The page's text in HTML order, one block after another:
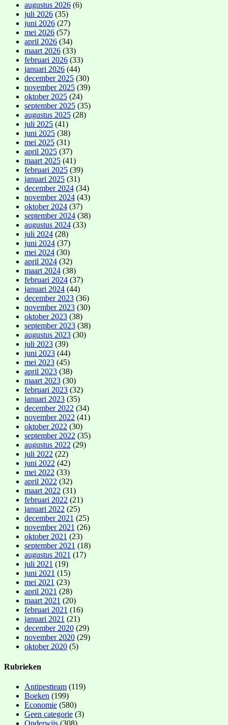
augustus 2026 (6)
juli 2026 (35)
juni 2026 (27)
mei 2026 (57)
april 2026 (34)
maart 2026 (33)
februari 2026 (33)
januari 2026 (44)
december 2025 (30)
november 2025 (39)
oktober 2025 (24)
september 2025 (35)
augustus 2025 (28)
juli 2025 (41)
juni 2025 (38)
mei 2025 (31)
april 2025 (37)
maart 2025 (41)
februari 2025 (39)
januari 2025 (31)
december 2024 (34)
november 2024 (43)
oktober 2024 (37)
september 2024 (38)
augustus 2024 (33)
juli 2024 (28)
juni 2024 (37)
mei 2024 (30)
april 2024 (32)
maart 2024 (38)
februari 2024 (37)
januari 2024 (44)
december 2023 (36)
november 2023 (30)
oktober 2023 (38)
september 2023 (38)
augustus 2023 (30)
juli 2023 (39)
juni 2023 (44)
mei 2023 (45)
april 2023 (38)
maart 2023 (30)
februari 2023 (32)
januari 2023 (35)
december 2022 (34)
november 2022 (41)
oktober 2022 (30)
september 2022 (35)
augustus 2022 (29)
juli 2022 (22)
juni 2022 (42)
mei 2022 (33)
april 2022 (32)
maart 2022 (31)
februari 2022 (21)
januari 2022 (25)
december 2021 (25)
november 2021 (26)
oktober 2021 (23)
september 2021 (18)
augustus 2021 (17)
juli 2021 (19)
juni 2021 (15)
mei 2021 (23)
april 2021 (28)
maart 2021 (20)
februari 2021 (16)
januari 2021 (21)
december 2020 (29)
november 2020 (29)
oktober 2020 (5)
Rubrieken
Antipestteam (119)
Boeken (199)
Economie (580)
Geen categorie (3)
Onderwijs (308)